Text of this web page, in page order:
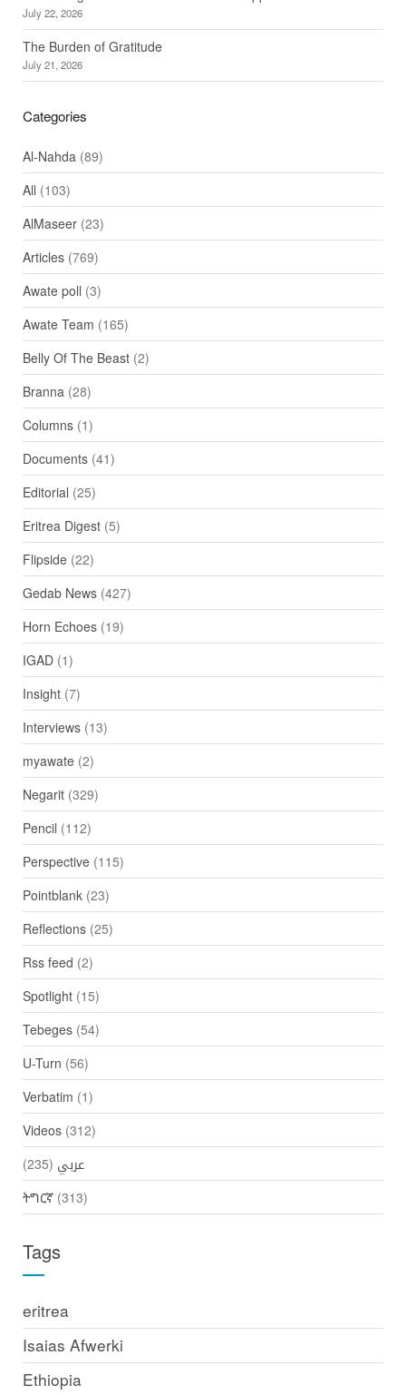
July 22, 2026
The Burden of Gratitude
July 21, 2026
Categories
Al-Nahda(89)
All (103)
AlMaseer(23)
Articles(769)
Awate poll (3)
Awate Team (165)
Belly Of The Beast(2)
Branna(28)
Columns(1)
Documents(41)
Editorial (25)
Eritrea Digest(5)
Flipside(22)
Gedab News(427)
Horn Echoes(19)
IGAD(1)
Insight(7)
Interviews(13)
myawate(2)
Negarit(329)
Pencil (112)
Perspective(115)
Pointblank(23)
Reflections(25)
Rss feed (2)
Spotlight(15)
Tebeges(54)
U-Turn (56)
Verbatim (1)
Videos(312)
عربي (235)
ትግርኛ(313)
Tags
eritrea
Isaias Afwerki
Ethiopia